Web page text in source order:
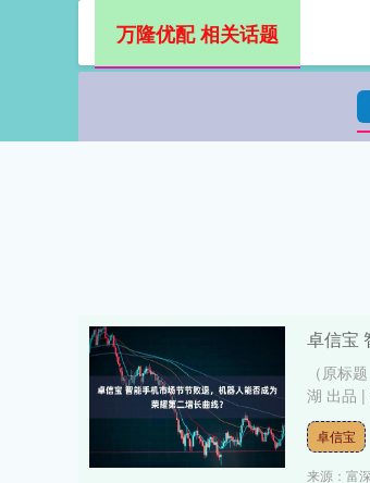
万隆优配 相关话题
卓信宝
（原标
湖 出品
卓信宝
来源：富